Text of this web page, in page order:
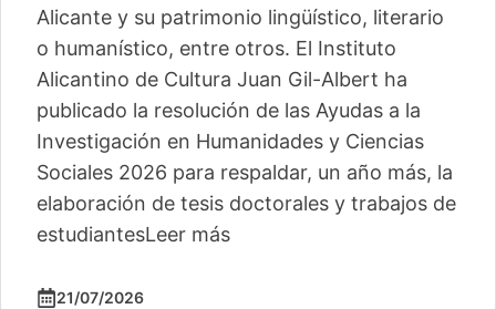
Alicante y su patrimonio lingüístico, literario
o humanístico, entre otros. El Instituto
Alicantino de Cultura Juan Gil-Albert ha
publicado la resolución de las Ayudas a la
Investigación en Humanidades y Ciencias
Sociales 2026 para respaldar, un año más, la
elaboración de tesis doctorales y trabajos de
estudiantesLeer más
21/07/2026